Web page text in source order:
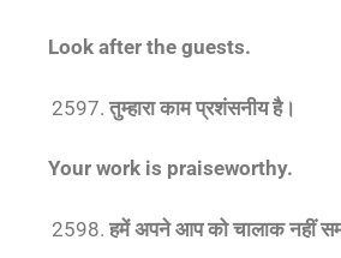
Look after the guests.
तुम्हारा काम प्रशंसनीय है।
Your work is praiseworthy.
हमें अपने आप को चालाक नहीं